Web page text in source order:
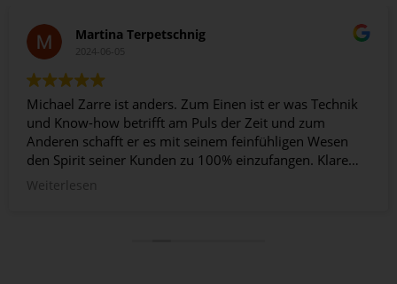
Martina Terpetschnig
2024-06-05
Michael Zarre ist anders. Zum Einen ist er was Technik
und Know-how betrifft am Puls der Zeit und zum
Anderen schafft er es mit seinem feinfühligen Wesen
den Spirit seiner Kunden zu 100% einzufangen. Klare
Empfehlung, immer wieder gerne!
Weiterlesen